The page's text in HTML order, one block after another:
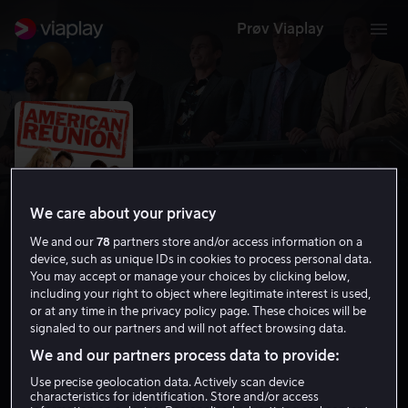
Prøv Viaplay
American Pie: Reunion
6.7 Komedie 2012 1 t 48 min
11 år
HD
We care about your privacy
We and our78 partners store and/or access information on a
device, such as unique IDs in cookies to process personal data.
You may accept or manage your choices by clicking below,
including your right to object where legitimate interest is used,
or at any time in the privacy policy page. These choices will be
signaled to our partners and will not affect browsing data.
We and our partners process data to provide:
Use precise geolocation data. Actively scan device
characteristics for identification. Store and/or access